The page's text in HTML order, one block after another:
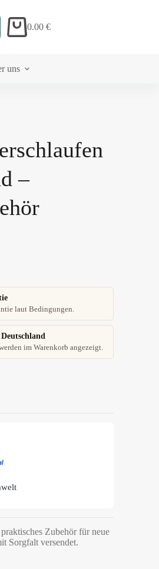
0.00 €
uns
–
laut Bedingungen.
im Warenkorb angezeigt.
Zubehör für neue
Sorgfalt versendet.